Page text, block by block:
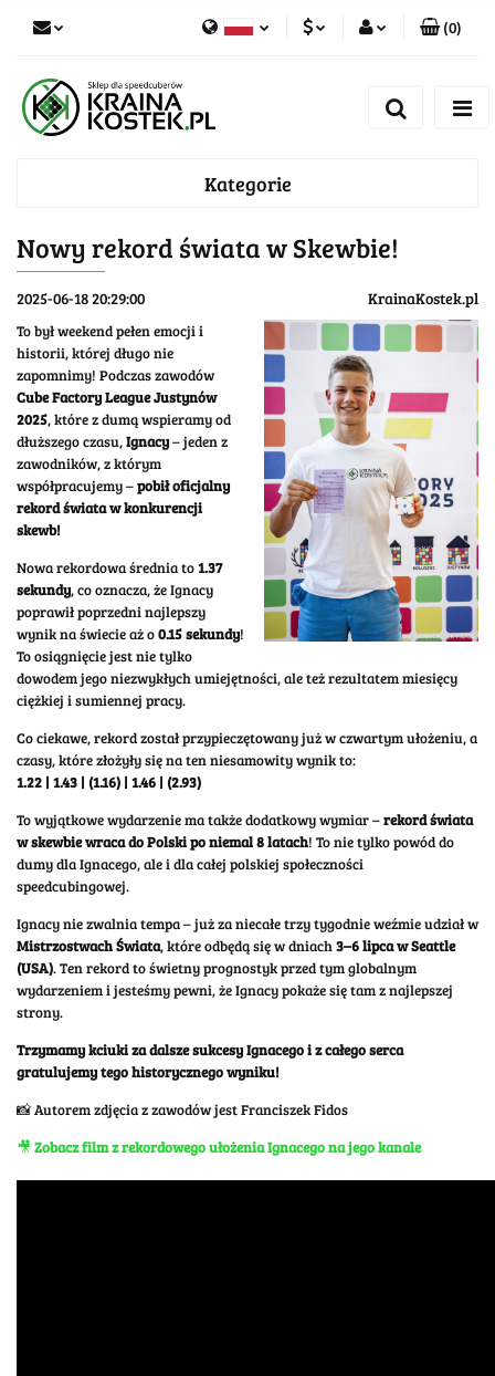
Czech
(0)
Kategorie
Nowy rekord świata w Skewbie!
2025-06-18 20:29:00 KrainaKostek.pl
To był weekend pełen emocji i
historii, której długo nie
zapomnimy! Podczas zawodów
Cube Factory League Justynów
2025, które z dumą wspieramy od
dłuższego czasu,Ignacy– jeden z
zawodników, z którym
współpracujemy –pobił oficjalny
rekord świata w konkurencji
skewb!
Nowa rekordowa średnia to1.37
sekundy, co oznacza, że Ignacy
poprawił poprzedni najlepszy
wynik na świecie aż o0.15 sekundy!
To osiągnięcie jest nie tylko
dowodem jego niezwykłych umiejętności, ale też rezultatem miesięcy
ciężkiej i sumiennej pracy.
Co ciekawe, rekord został przypieczętowany już w czwartym ułożeniu, a
czasy, które złożyły się na ten niesamowity wynik to:
1.22 | 1.43 | (1.16) | 1.46 | (2.93)
To wyjątkowe wydarzenie ma także dodatkowy wymiar –rekord świata
w skewbie wraca do Polski po niemal 8 latach! To nie tylko powód do
dumy dla Ignacego, ale i dla całej polskiej społeczności
speedcubingowej.
Ignacy nie zwalnia tempa – już za niecałe trzy tygodnie weźmie udział w
Mistrzostwach Świata, które odbędą się w dniach3–6 lipca w Seattle
(USA). Ten rekord to świetny prognostyk przed tym globalnym
wydarzeniem i jesteśmy pewni, że Ignacy pokaże się tam z najlepszej
strony.
Trzymamy kciuki za dalsze sukcesy Ignacego i z całego serca
gratulujemy tego historycznego wyniku!
📸 Autorem zdjęcia z zawodów jest Franciszek Fidos
🎥 Zobacz film z rekordowego ułożenia Ignacego na jego kanale